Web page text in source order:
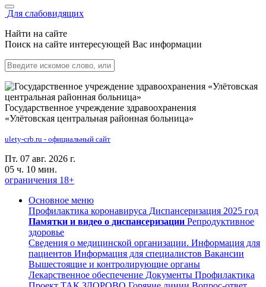
Для слабовидящих
Найти на сайте
Поиск на сайте интересующей Вас информации
Государственное учреждение здравоохранения
«Улётовская центральная районная больница»
ulety-crb.ru - официальный сайт
Пт. 07 авг. 2026 г.
05 ч. 10 мин.
ограничения 18+
Основное меню
Профилактика коронавируса Диспансеризация 2025 год
Памятки и видео о диспансеризации Репродуктивное
здоровье
Сведения о медицинской организации. Информация для
пациентов Информация для специалистов Вакансии
Вышестоящие и контролирующие органы
Лекарственное обеспечение Документы Профилактика